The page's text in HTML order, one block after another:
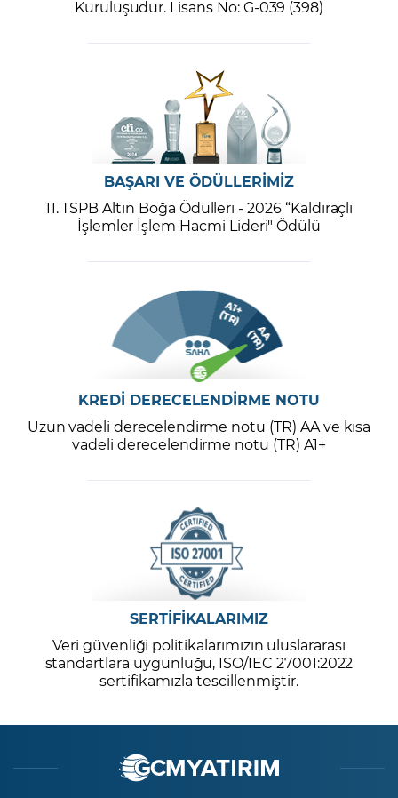
Kuruluşudur. Lisans No: G-039 (398)
BAŞARI VE ÖDÜLLERİMİZ
11. TSPB Altın Boğa Ödülleri - 2026 “Kaldıraçlı
İşlemler İşlem Hacmi Lideri" Ödülü
KREDİ DERECELENDİRME NOTU
Uzun vadeli derecelendirme notu (TR) AA ve kısa
vadeli derecelendirme notu (TR) A1+
SERTİFİKALARIMIZ
Veri güvenliği politikalarımızın uluslararası
standartlara uygunluğu, ISO/IEC 27001:2022
sertifikamızla tescillenmiştir.